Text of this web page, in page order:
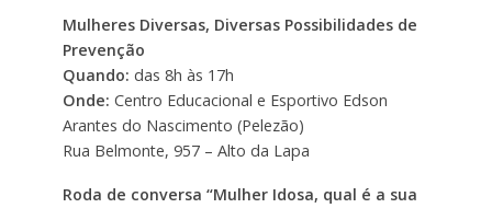
Mulheres Diversas, Diversas Possibilidades de
Prevenção
Quando: das 8h às 17h
Onde: Centro Educacional e Esportivo Edson
Arantes do Nascimento (Pelezão)
Rua Belmonte, 957 – Alto da Lapa
Roda de conversa “Mulher Idosa, qual é a sua